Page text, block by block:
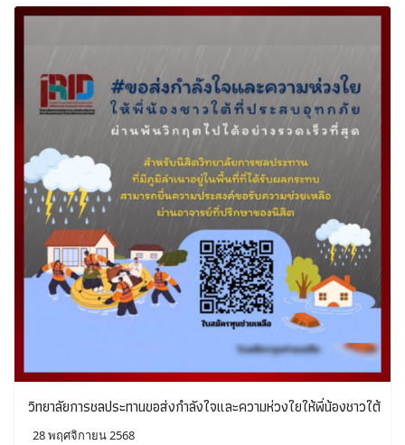
วิทยาลัยการชลประทานขอส่งกำลังใจและความห่วงใยให้พี่น้องชาวใต้
28 พฤศจิกายน 2568